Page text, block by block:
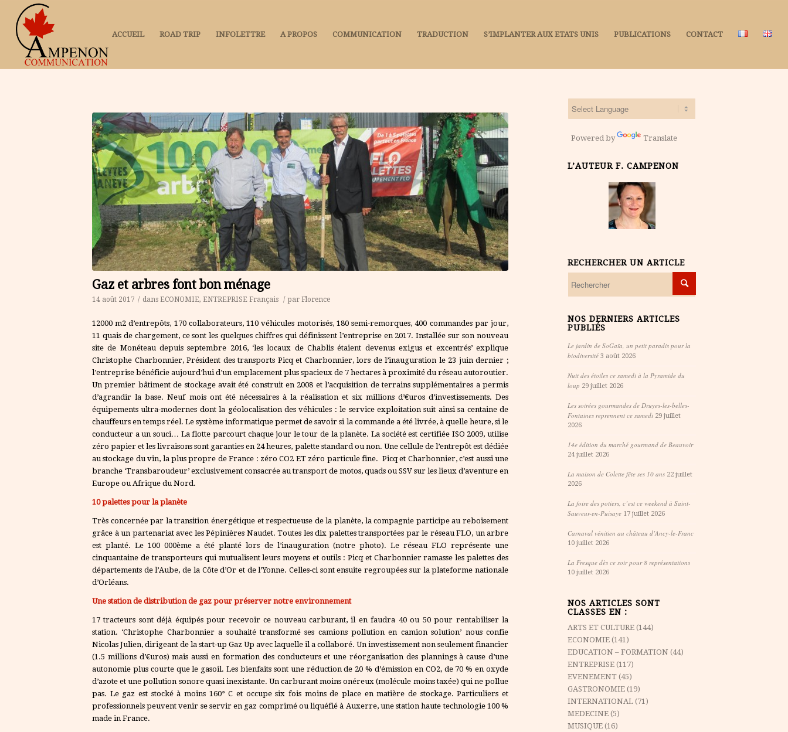
ACCUEIL ROAD TRIP INFOLETTRE A PROPOS COMMUNICATION TRADUCTION S’IMPLANTER AUX ETATS UNIS PUBLICATIONS CONTACT
Gaz et arbres font bon ménage
14 août 2017 / dans ECONOMIE, ENTREPRISE Français / par Florence
12000 m2 d’entrepôts, 170 collaborateurs, 110 véhicules motorisés, 180 semi-remorques, 400 commandes par jour,
11 quais de chargement, ce sont les quelques chiffres qui définissent l’entreprise en 2017. Installée sur son nouveau
site de Monéteau depuis septembre 2016, ‘les locaux de Chablis étaient devenus exigus et excentrés’ explique
Christophe Charbonnier, Président des transports Picq et Charbonnier, lors de l’inauguration le 23 juin dernier ;
l’entreprise bénéficie aujourd’hui d’un emplacement plus spacieux de 7 hectares à proximité du réseau autoroutier.
Un premier bâtiment de stockage avait été construit en 2008 et l’acquisition de terrains supplémentaires a permis
d’agrandir la base. Neuf mois ont été nécessaires à la réalisation et six millions d’€uros d’investissements. Des
équipements ultra-modernes dont la géolocalisation des véhicules : le service exploitation suit ainsi sa centaine de
chauffeurs en temps réel. Le système informatique permet de savoir si la commande a été livrée, à quelle heure, si le
conducteur a un souci… La flotte parcourt chaque jour le tour de la planète. La société est certifiée ISO 2009, utilise
zéro papier et les livraisons sont garanties en 24 heures, palette standard ou non. Une cellule de l’entrepôt est dédiée
au stockage du vin, la plus propre de France : zéro CO2 ET zéro particule fine. Picq et Charbonnier, c’est aussi une
branche ‘Transbaroudeur’ exclusivement consacrée au transport de motos, quads ou SSV sur les lieux d’aventure en
Europe ou Afrique du Nord.
10 palettes pour la planète
Très concernée par la transition énergétique et respectueuse de la planète, la compagnie participe au reboisement
grâce à un partenariat avec les Pépinières Naudet. Toutes les dix palettes transportées par le réseau FLO, un arbre
est planté. Le 100 000ème a été planté lors de l’inauguration (notre photo). Le réseau FLO représente une
cinquantaine de transporteurs qui mutualisent leurs moyens et outils : Picq et Charbonnier ramasse les palettes des
départements de l’Aube, de la Côte d’Or et de l’Yonne. Celles-ci sont ensuite regroupées sur la plateforme nationale
d’Orléans.
Une station de distribution de gaz pour préserver notre environnement
17 tracteurs sont déjà équipés pour recevoir ce nouveau carburant, il en faudra 40 ou 50 pour rentabiliser la
station. ‘Christophe Charbonnier a souhaité transformé ses camions pollution en camion solution’ nous confie
Nicolas Julien, dirigeant de la start-up Gaz Up avec laquelle il a collaboré. Un investissement non seulement financier
(1.5 millions d’€uros) mais aussi en formation des conducteurs et une réorganisation des plannings à cause d’une
autonomie plus courte que le gasoil. Les bienfaits sont une réduction de 20 % d’émission en CO2, de 70 % en oxyde
d’azote et une pollution sonore quasi inexistante. Un carburant moins onéreux (molécule moins taxée) qui ne pollue
pas. Le gaz est stocké à moins 160° C et occupe six fois moins de place en matière de stockage. Particuliers et
professionnels peuvent venir se servir en gaz comprimé ou liquéfié à Auxerre, une station haute technologie 100 %
made in France.
Powered by Translate
L’AUTEUR F. CAMPENON
RECHERCHER UN ARTICLE
NOS DERNIERS ARTICLES
PUBLIÉS
Le jardin de SoGaïa, un petit paradis pour la
biodiversité 3 août 2026
Nuit des étoiles ce samedi à la Pyramide du
loup 29 juillet 2026
Les soirées gourmandes de Druyes-les-belles-
Fontaines reprennent ce samedi 29 juillet
2026
14e édition du marché gourmand de Beauvoir
24 juillet 2026
La maison de Colette fête ses 10 ans 22 juillet
2026
La foire des potiers, c’est ce weekend à Saint-
Sauveur-en-Puisaye 17 juillet 2026
Carnaval vénitien au château d’Ancy-le-Franc
10 juillet 2026
La Fresque dès ce soir pour 8 représentations
10 juillet 2026
NOS ARTICLES SONT
CLASSES EN :
ARTS ET CULTURE (144)
ECONOMIE (141)
EDUCATION – FORMATION (44)
ENTREPRISE (117)
EVENEMENT (45)
GASTRONOMIE (19)
INTERNATIONAL (71)
MEDECINE (5)
MUSIQUE (16)